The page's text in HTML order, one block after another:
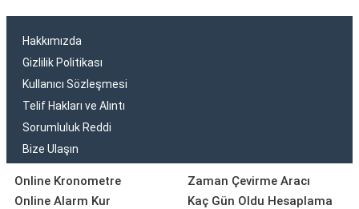
Hakkımızda
Gizlilik Politikası
Kullanıcı Sözleşmesi
Telif Hakları ve Alıntı
Sorumluluk Reddi
Bize Ulaşın
Online Kronometre
Online Alarm Kur
Zaman Çevirme Aracı
Kaç Gün Oldu Hesaplama